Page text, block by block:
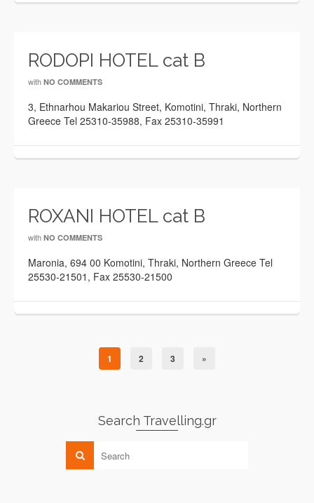
RODOPI HOTEL cat B
with NO COMMENTS
3, Ethnarhou Makariou Street, Komotini, Thraki, Northern
Greece Tel 25310-35988, Fax 25310-35991
ROXANI HOTEL cat B
with NO COMMENTS
Maronia, 694 00 Komotini, Thraki, Northern Greece Tel
25530-21501, Fax 25530-21500
1 2 3 »
Search Travelling.gr